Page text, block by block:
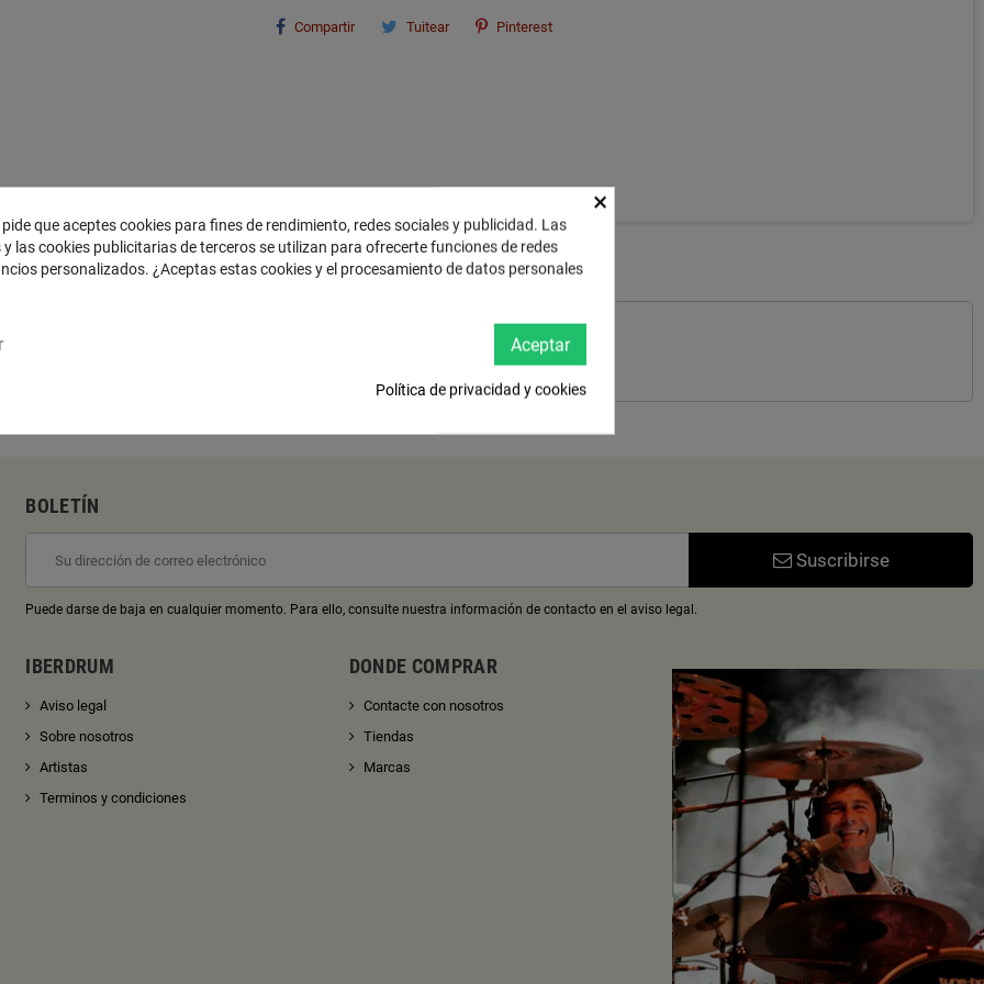
Compartir Tuitear Pinterest
DESCRIPCIÓN
BOLETÍN
Suscribirse
Puede darse de baja en cualquier momento. Para ello, consulte nuestra información de contacto en el aviso legal.
IBERDRUM
Aviso legal
Sobre nosotros
Artistas
Terminos y condiciones
DONDE COMPRAR
Contacte con nosotros
Tiendas
Marcas
×
que aceptes cookies para fines de rendimiento, redes sociales y publicidad. Las
y las cookies publicitarias de terceros se utilizan para ofrecerte funciones de redes
personalizados. ¿Aceptas estas cookies y el procesamiento de datos personales
Aceptar
Política de privacidad y cookies